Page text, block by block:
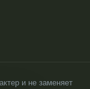
и не заменяет